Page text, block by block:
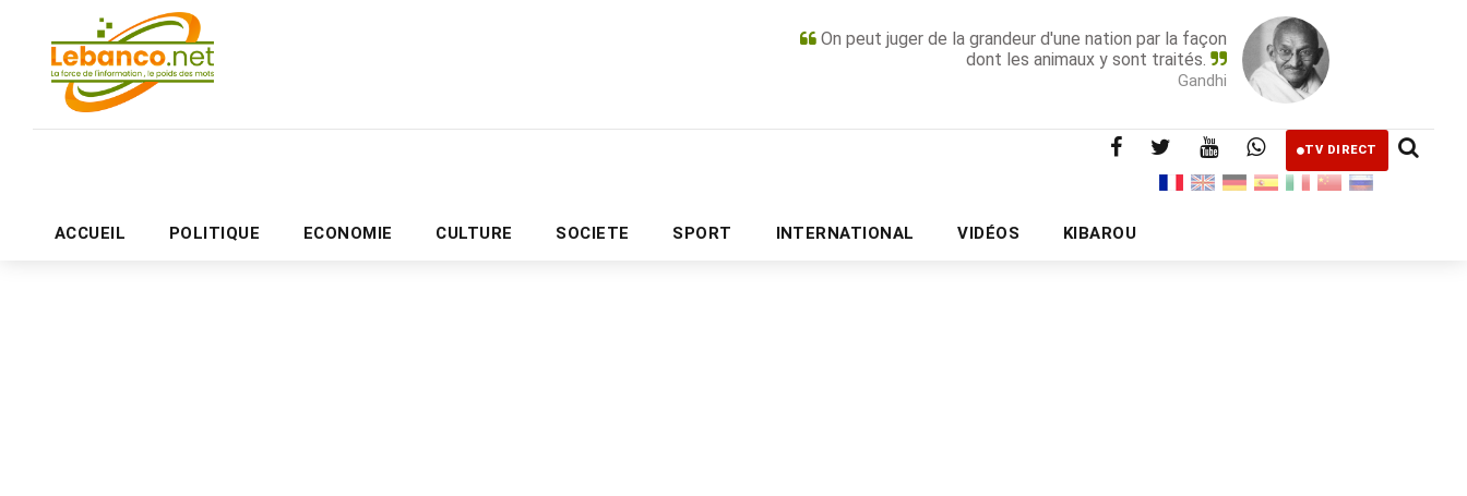
On peut juger de la grandeur d'une nation par la façon
dont les animaux y sont traités.
Gandhi
TV DIRECT
ACCUEIL POLITIQUE ECONOMIE CULTURE SOCIETE SPORT INTERNATIONAL VIDÉOS KIBAROU
PUBLICITÉ